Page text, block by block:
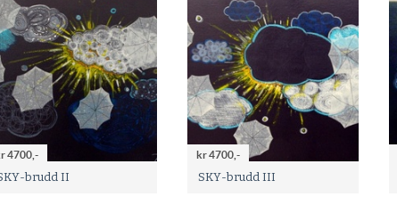
4700,-
brudd II
kr 4700,-
SKY-brudd III